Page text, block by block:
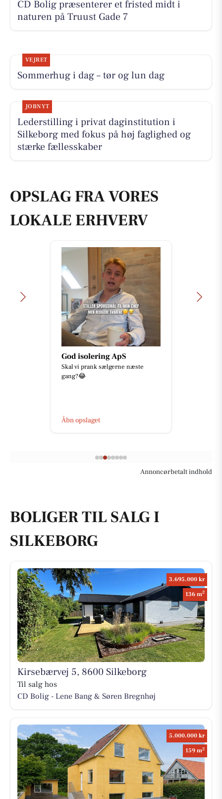
CD Bolig præsenterer et fristed midt i
naturen på Truust Gade 7
VEJRET
Sommerhug i dag – tør og lun dag
JOBNYT
Lederstilling i privat daginstitution i
Silkeborg med fokus på høj faglighed og
stærke fællesskaber
OPSLAG FRA VORES
LOKALE ERHVERV
God isolering ApS
Skal vi prank sælgerne næste
gang?😂
Åbn opslaget
Annoncørbetalt indhold
BOLIGER TIL SALG I
SILKEBORG
3.695.000 kr
136 m2
Kirsebærvej 5, 8600 Silkeborg
Til salg hos
CD Bolig - Lene Bang & Søren Bregnhøj
5.000.000 kr
159 m2